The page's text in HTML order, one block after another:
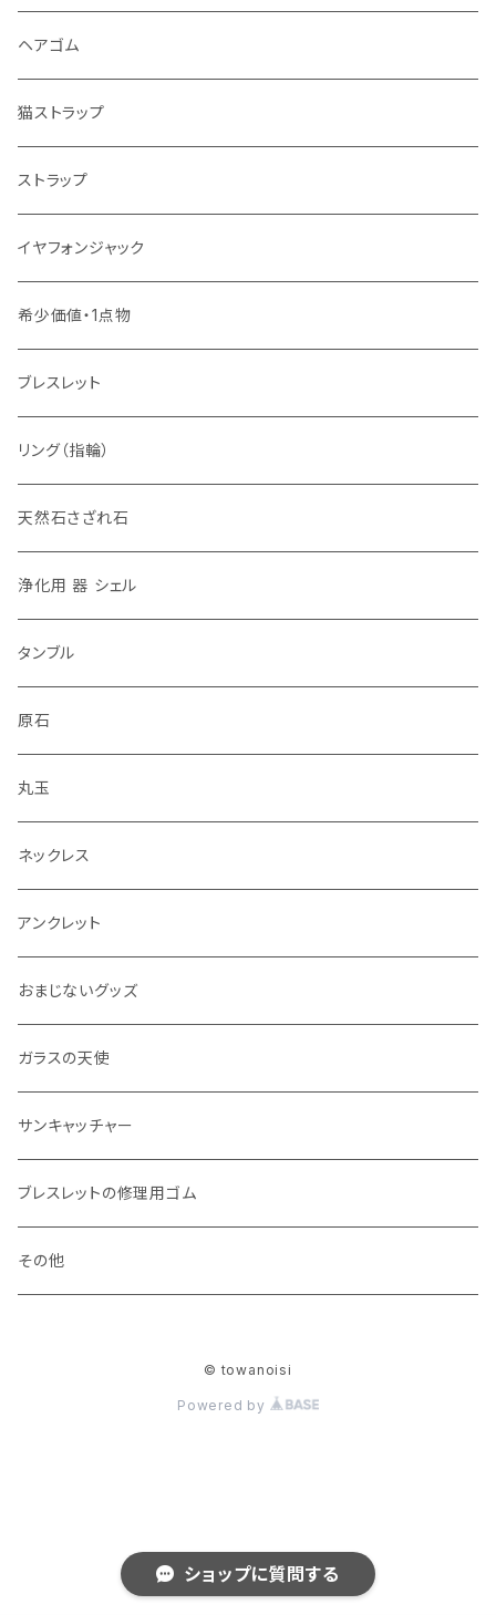
ショップに質問する
ヘアゴム
猫ストラップ
ストラップ
イヤフォンジャック
希少価値・1点物
ブレスレット
リング（指輪）
天然石さざれ石
浄化用 器 シェル
タンブル
原石
丸玉
ネックレス
アンクレット
おまじないグッズ
ガラスの天使
サンキャッチャー
ブレスレットの修理用ゴム
その他
© towanoisi
Powered by